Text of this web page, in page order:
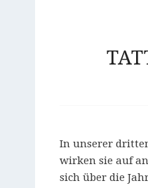
In unserer
wirken sie auf
sich über die